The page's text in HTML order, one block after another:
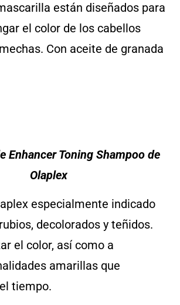
están diseñados para
el color de los cabellos
Con aceite de granada
Enhancer Toning Shampoo de
Olaplex
especialmente indicado
decolorados y teñidos.
el color, así como a
amarillas que
tiempo.